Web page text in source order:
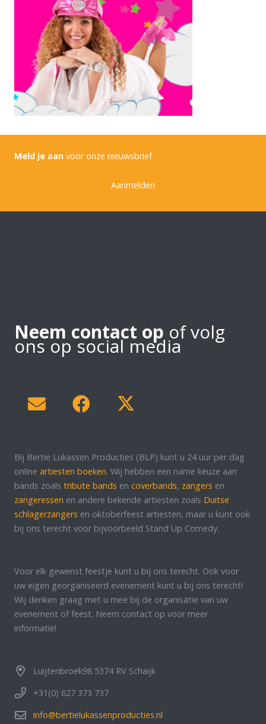
Meld je aan voor onze nieuwsbrief
Aanmelden
Neem contact op of volg
ons op social media
Bij Bertie Lukassen Producties (BLP) kunt u 24 uur per dag
online artiesten boeken. Wij hebben een ruime keuze aan
bands zoals tribute bands en coverbands, zangers en
zangeressen en andere bekende artiesten zoals Duitse
schlagerzangers en oktoberfeest artiesten, maar u kunt ook
bij ons terecht voor bijvoorbeeld Stand Up Comedy.
Voor elk gewenst feestje kunt u bij ons terecht. Ook voor
uw eigen georganiseerd evenement kunt u bij ons terecht!
Wij denken graag met u mee bij de organisatie van uw
evenement of feest. Neem contact op voor meer
informatie!
Luijtenbroek98 5374 RV Schaijk
+31(0) 627 373 737
info@bertielukassenproducties.nl